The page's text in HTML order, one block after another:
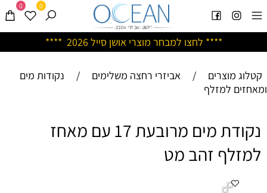
**** לחצו למבחר מוצרי אושן סייל 2026 ****
0 0
קטלוג מוצרים / אביזרי רחצה משלימים /
נקודות מים
ומאחזים למזלף
נקודת מים מרובעת 17 עם מאחז
למזלף זהב מט